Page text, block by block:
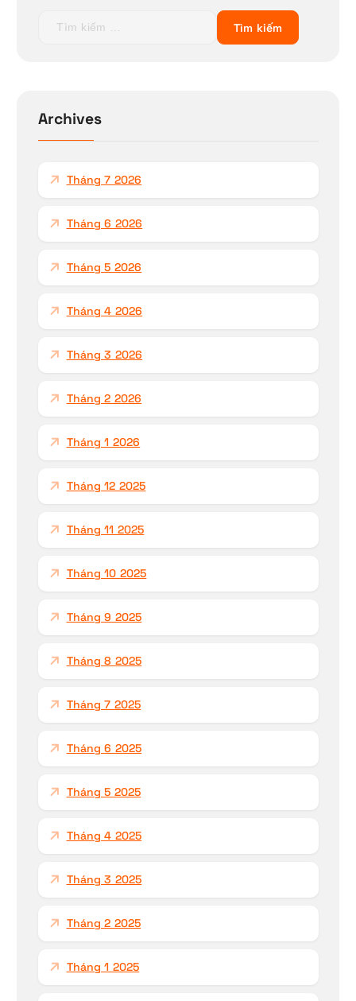
ế
m
Archives
Tháng 7 2026
Tháng 6 2026
Tháng 5 2026
Tháng 4 2026
Tháng 3 2026
Tháng 2 2026
Tháng 1 2026
Tháng 12 2025
Tháng 11 2025
Tháng 10 2025
Tháng 9 2025
Tháng 8 2025
Tháng 7 2025
Tháng 6 2025
Tháng 5 2025
Tháng 4 2025
Tháng 3 2025
Tháng 2 2025
Tháng 1 2025